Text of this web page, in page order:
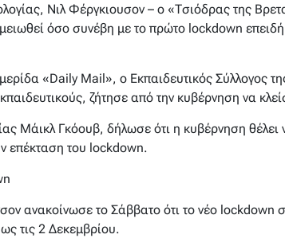
Νιλ Φέργκιουσον – ο «Τσιόδρας της
όσο συνέβη με το πρώτο lockdown
«Daily Mail», ο Εκπαιδευτικός Σύλλογος
ζήτησε από την κυβέρνηση να
Μάικλ Γκόουβ, δήλωσε ότι η κυβέρνηση θέλει
επέκταση του lockdown.
ανακοίνωσε το Σάββατο ότι το νέο lockdown
τις 2 Δεκεμβρίου.